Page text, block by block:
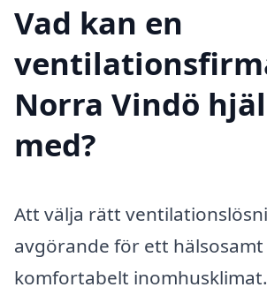
Vad kan en
Norra Vindö
med?
Att välja rätt
avgörande för ett hälsosamt
komfortabelt